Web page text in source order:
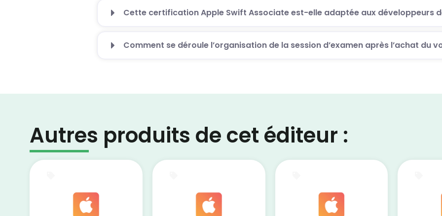
Cette certification Apple Swift Associate est-elle adaptée aux développeurs
Comment se déroule l’organisation de la session d’examen après l’achat du
Autres produits de cet éditeur :